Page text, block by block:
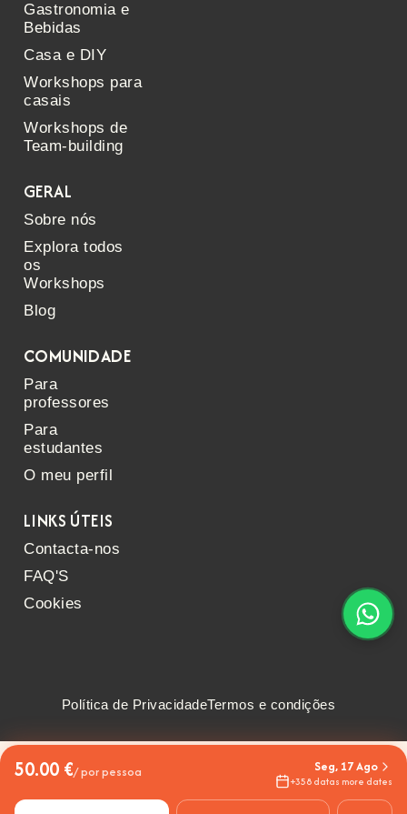
Gastronomia e
Bebidas
Casa e DIY
Workshops para
casais
Workshops de
Team-building
GERAL
Sobre nós
Explora todos
os
Workshops
Blog
COMUNIDADE
Para
professores
Para
estudantes
O meu perfil
LINKS ÚTEIS
Contacta-nos
FAQ'S
Cookies
Política de PrivacidadeTermos e condições
50.00 €/ por pessoa Seg, 17 Ago
+358 datas more dates